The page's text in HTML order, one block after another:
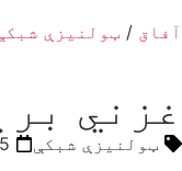
آفاق / ټولنیزې
غزني برېښنا
ټولنیزې شبکې 25